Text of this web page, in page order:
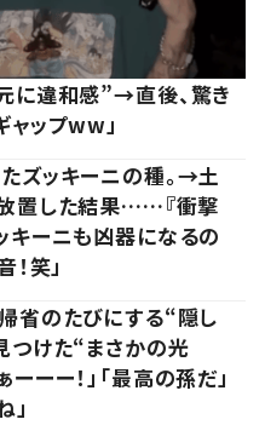
に違和感”→直後、驚き
ャップww」
ズッキーニの種。→土
置した結果……『衝撃
キーニも凶器になるの
！笑」
省のたびにする“隠し
つけた“まさかの光
ーー！」「最高の孫だ」
」